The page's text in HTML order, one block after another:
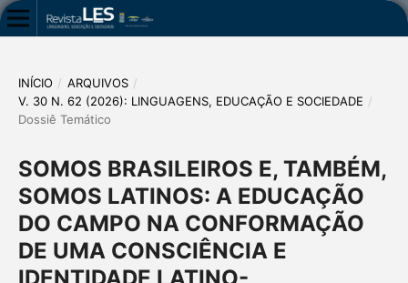
INÍCIO / ARQUIVOS /
V. 30 N. 62 (2026): LINGUAGENS, EDUCAÇÃO E SOCIEDADE /
Dossiê Temático
SOMOS BRASILEIROS E, TAMBÉM,
SOMOS LATINOS: A EDUCAÇÃO
DO CAMPO NA CONFORMAÇÃO
DE UMA CONSCIÊNCIA E